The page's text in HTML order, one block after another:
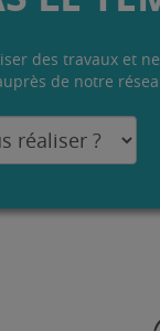
des travaux et
de notre